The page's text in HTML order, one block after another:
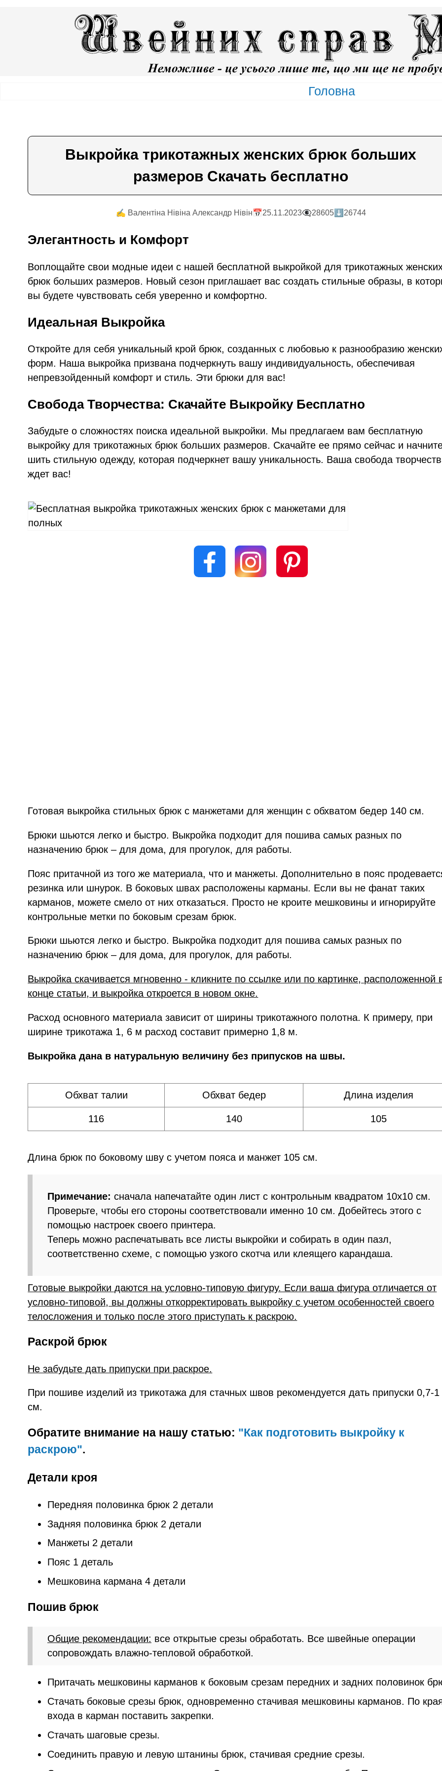
Головна
Выкройка трикотажных женских брюк больших
размеров Скачать бесплатно
✍️ Валентiна Нiвiна Александр Нiвiн📅25.11.2023👁️‍🗨️28605⬇️26744
Элегантность и Комфорт
Воплощайте свои модные идеи с нашей бесплатной выкройкой для трикотажных
брюк больших размеров. Новый сезон приглашает вас создать стильные образы, в
вы будете чувствовать себя уверенно и комфортно.
Идеальная Выкройка
Откройте для себя уникальный крой брюк, созданных с любовью к разнообразию
форм. Наша выкройка призвана подчеркнуть вашу индивидуальность, обеспечивая
непревзойденный комфорт и стиль. Эти брюки для вас!
Свобода Творчества: Скачайте Выкройку Бесплатно
Забудьте о сложностях поиска идеальной выкройки. Мы предлагаем вам бесплатную
выкройку для трикотажных брюк больших размеров. Скачайте ее прямо сейчас и
шить стильную одежду, которая подчеркнет вашу уникальность. Ваша свобода
ждет вас!
Готовая выкройка стильных брюк с манжетами для женщин с обхватом бедер 140 см.
Брюки шьются легко и быстро. Выкройка подходит для пошива самых разных по
назначению брюк – для дома, для прогулок, для работы.
Пояс притачной из того же материала, что и манжеты. Дополнительно в пояс
резинка или шнурок. В боковых швах расположены карманы. Если вы не фанат таких
карманов, можете смело от них отказаться. Просто не кроите мешковины и игнорируйте
контрольные метки по боковым срезам брюк.
Брюки шьются легко и быстро. Выкройка подходит для пошива самых разных по
назначению брюк – для дома, для прогулок, для работы.
Выкройка скачивается мгновенно - кликните по ссылке или по картинке, расположенной
конце статьи, и выкройка откроется в новом окне.
Расход основного материала зависит от ширины трикотажного полотна. К примеру, при
ширине трикотажа 1, 6 м расход составит примерно 1,8 м.
Выкройка дана в натуральную величину без припусков на швы.
Обхват талии Обхват бедер Длина изделия
116 140 105
Длина брюк по боковому шву с учетом пояса и манжет 105 см.
Примечание: сначала напечатайте один лист с контрольным квадратом 10х10 см.
Проверьте, чтобы его стороны соответствовали именно 10 см. Добейтесь этого с
помощью настроек своего принтера.
Теперь можно распечатывать все листы выкройки и собирать в один пазл,
соответственно схеме, с помощью узкого скотча или клеящего карандаша.
Готовые выкройки даются на условно-типовую фигуру. Если ваша фигура отличается от
условно-типовой, вы должны откорректировать выкройку с учетом особенностей своего
телосложения и только после этого приступать к раскрою.
Раскрой брюк
Не забудьте дать припуски при раскрое.
При пошиве изделий из трикотажа для стачных швов рекомендуется дать припуски 0,7-1
см.
Обратите внимание на нашу статью: "Как подготовить выкройку к
раскрою".
Детали кроя
Передняя половинка брюк 2 детали
Задняя половинка брюк 2 детали
Манжеты 2 детали
Пояс 1 деталь
Мешковина кармана 4 детали
Пошив брюк
Общие рекомендации: все открытые срезы обработать. Все швейные операции
сопровождать влажно-тепловой обработкой.
Притачать мешковины карманов к боковым срезам передних и задних половинок
Стачать боковые срезы брюк, одновременно стачивая мешковины карманов. По
входа в карман поставить закрепки.
Стачать шаговые срезы.
Соединить правую и левую штанины брюк, стачивая средние срезы.